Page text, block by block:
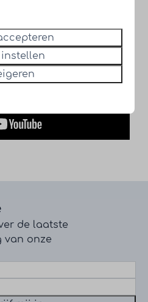
de laatste
van onze